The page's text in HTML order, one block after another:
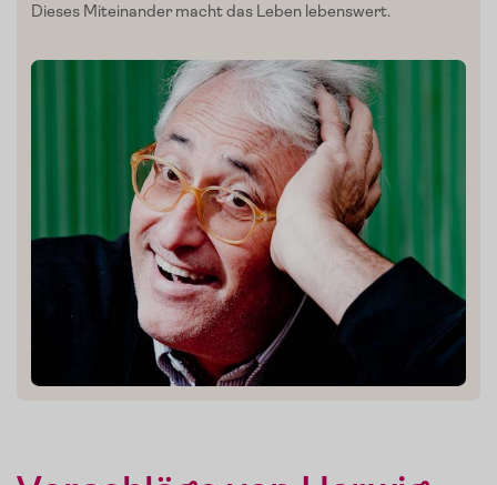
Dieses Miteinander macht das Leben lebenswert.
Mein Liebling:
Sonnengeküsste To
maten
von
De